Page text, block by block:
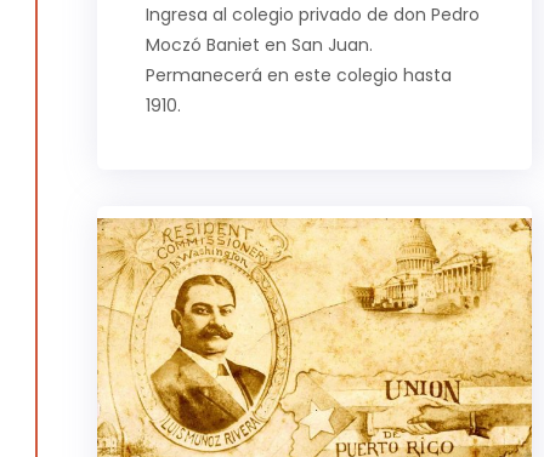
Ingresa al colegio privado de don Pedro
Moczó Baniet en San Juan.
Permanecerá en este colegio hasta
1910.